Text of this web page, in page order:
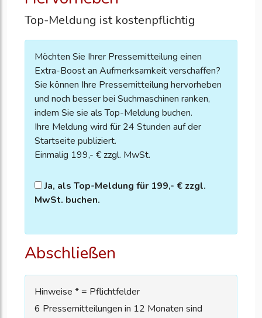
Top-Meldung ist kostenpflichtig
Möchten Sie Ihrer Pressemitteilung einen
Extra-Boost an Aufmerksamkeit verschaffen?
Sie können Ihre Pressemitteilung hervorheben
und noch besser bei Suchmaschinen ranken,
indem Sie sie als Top-Meldung buchen.
Ihre Meldung wird für 24 Stunden auf der
Startseite publiziert.
Einmalig 199,- € zzgl. MwSt.
Ja, als Top-Meldung für 199,- € zzgl.
MwSt. buchen.
Abschließen
Hinweise * = Pflichtfelder
6 Pressemitteilungen in 12 Monaten sind